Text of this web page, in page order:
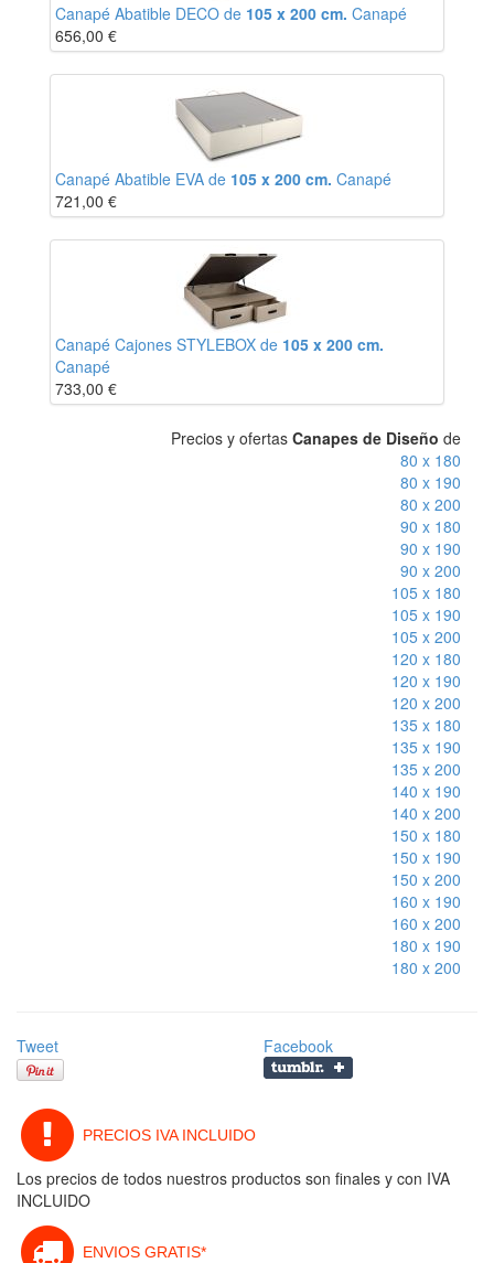
Canapé Abatible DECO de 105 x 200 cm. Canapé
656,00 €
Canapé Abatible EVA de 105 x 200 cm. Canapé
721,00 €
Canapé Cajones STYLEBOX de 105 x 200 cm.
Canapé
733,00 €
Precios y ofertas Canapes de Diseño de
80 x 180
80 x 190
80 x 200
90 x 180
90 x 190
90 x 200
105 x 180
105 x 190
105 x 200
120 x 180
120 x 190
120 x 200
135 x 180
135 x 190
135 x 200
140 x 190
140 x 200
150 x 180
150 x 190
150 x 200
160 x 190
160 x 200
180 x 190
180 x 200
Tweet Facebook
PRECIOS IVA INCLUIDO
Los precios de todos nuestros productos son finales y con IVA
INCLUIDO
ENVIOS GRATIS*